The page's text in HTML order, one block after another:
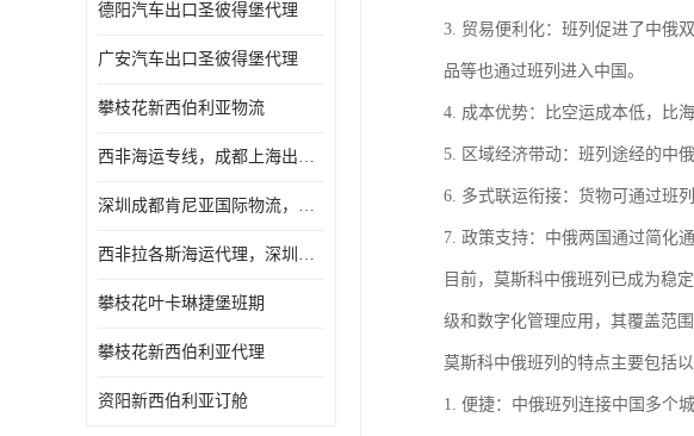
德阳汽车出口圣彼得堡代理
广安汽车出口圣彼得堡代理
攀枝花新西伯利亚物流
西非海运专线，成都上海出口纳米比亚海运
深圳成都肯尼亚国际物流，成都非洲物流公司
西非拉各斯海运代理，深圳成都拉各斯海运
攀枝花叶卡琳捷堡班期
攀枝花新西伯利亚代理
资阳新西伯利亚订舱
3. 贸易便利化：班列促进了中俄
品等也通过班列进入中国。
4. 成本优势：比空运成本低，比
5. 区域经济带动：班列途经的中
6. 多式联运衔接：货物可通过班
7. 政策支持：中俄两国通过简化
目前，莫斯科中俄班列已成为稳
级和数字化管理应用，其覆盖范
莫斯科中俄班列的特点主要包括以
1. 便捷：中俄班列连接中国多个